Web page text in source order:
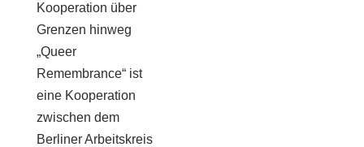
Kooperation über
Grenzen hinweg
„Queer
Remembrance“ ist
eine Kooperation
zwischen dem
Berliner Arbeitskreis